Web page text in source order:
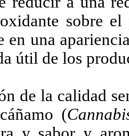
sobre
en una
útil de los
de la calidad
(